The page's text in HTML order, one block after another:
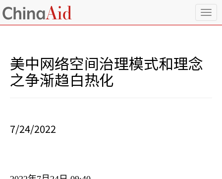
T
o
美中网络空间治理模式和理念
之争渐趋白热化
7/24/2022